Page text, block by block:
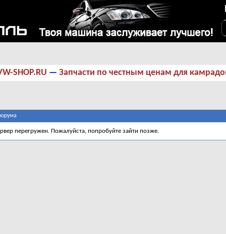
SHOP.RU — Запчасти по честным ценам для
перегружен. Пожалуйста, попробуйте зайти позже.